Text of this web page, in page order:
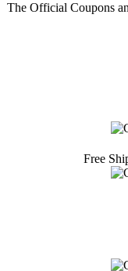
The Official Coupons
Free